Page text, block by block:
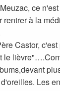
ce
à la
Castor,
le
Les